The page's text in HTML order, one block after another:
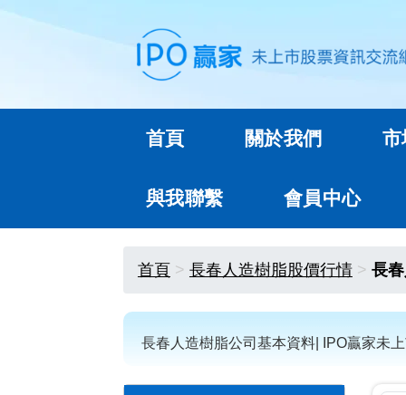
首頁 關於我們 市
與我聯繫 會員中心
首頁 長春人造樹脂股價行情 長
長春人造樹脂公司基本資料| IPO贏家未